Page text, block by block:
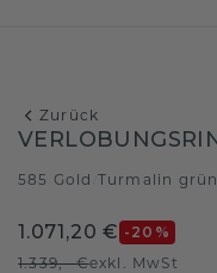
Zurück
585 Gold Turmalin
1.071,20 € -20 %
1.339,- €exkl. MwSt